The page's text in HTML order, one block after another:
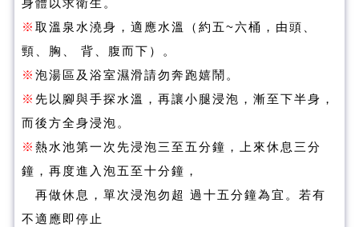
身體以求衛生。
※ 取溫泉水澆身，適應水溫（約五~六桶，由頭、
頸、胸、 背、腹而下）。
※ 泡湯區及浴室濕滑請勿奔跑嬉鬧。
※ 先以腳與手探水溫，再讓小腿浸泡，漸至下半身，
而後方全身浸泡。
※ 熱水池第一次先浸泡三至五分鐘，上來休息三分
鐘，再度進入泡五至十分鐘，
再做休息，單次浸泡勿超 過十五分鐘為宜。若有
不適應即停止